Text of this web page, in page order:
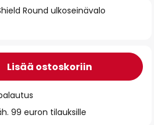
Round ulkoseinävalo
Lisää ostoskoriin
99 euron tilauksille